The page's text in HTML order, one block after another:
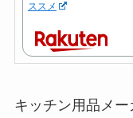
ススメ
キッチン用品メ